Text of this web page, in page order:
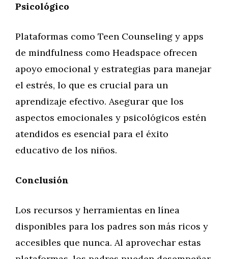
Psicológico
Plataformas como Teen Counseling y apps
de mindfulness como Headspace ofrecen
apoyo emocional y estrategias para manejar
el estrés, lo que es crucial para un
aprendizaje efectivo. Asegurar que los
aspectos emocionales y psicológicos estén
atendidos es esencial para el éxito
educativo de los niños.
Conclusión
Los recursos y herramientas en línea
disponibles para los padres son más ricos y
accesibles que nunca. Al aprovechar estas